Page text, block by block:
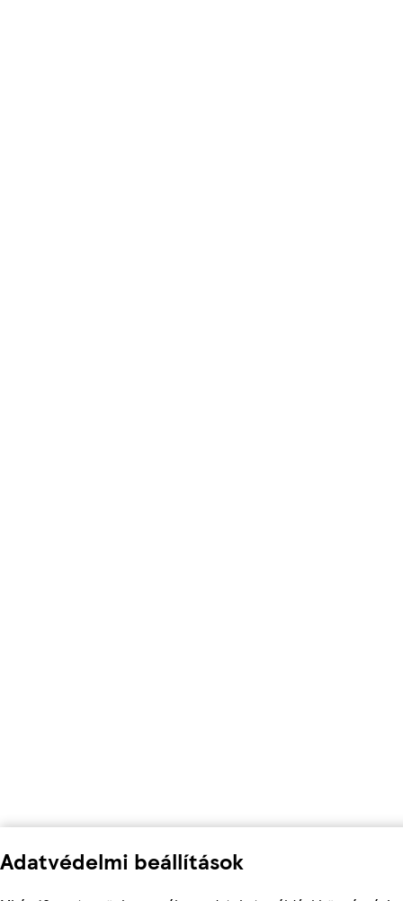
Adatvédelmi beállítások